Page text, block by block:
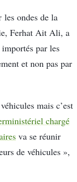
les ondes de la
Ferhat Ait Ali, a
par les
et non pas par
mais c’est
chargé
va se réunir
de véhicules »,